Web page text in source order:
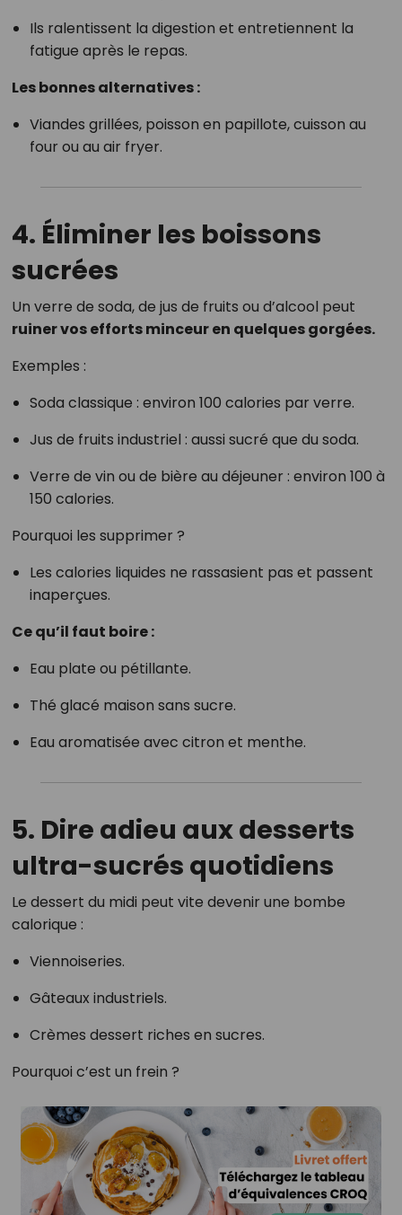
Ils ralentissent la digestion et entretiennent la
fatigue après le repas.
Les bonnes alternatives :
Viandes grillées, poisson en papillote, cuisson au
four ou au air fryer.
4. Éliminer les boissons
sucrées
Un verre de soda, de jus de fruits ou d’alcool peut
ruiner vos efforts minceur en quelques gorgées.
Exemples :
Soda classique : environ 100 calories par verre.
Jus de fruits industriel : aussi sucré que du soda.
Verre de vin ou de bière au déjeuner : environ 100 à
150 calories.
Pourquoi les supprimer ?
Les calories liquides ne rassasient pas et passent
inaperçues.
Ce qu’il faut boire :
Eau plate ou pétillante.
Thé glacé maison sans sucre.
Eau aromatisée avec citron et menthe.
5. Dire adieu aux desserts
ultra-sucrés quotidiens
Le dessert du midi peut vite devenir une bombe
calorique :
Viennoiseries.
Gâteaux industriels.
Crèmes dessert riches en sucres.
Pourquoi c’est un frein ?